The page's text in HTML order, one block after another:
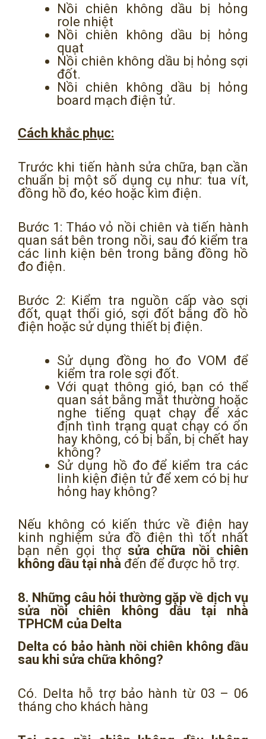
Nồi chiên không dầu bị hỏng
role nhiệt
Nồi chiên không dầu bị hỏng
quạt
Nồi chiên không dầu bị hỏng sợi
đốt.
Nồi chiên không dầu bị hỏng
board mạch điện tử.
Cách khắc phục:
Trước khi tiến hành sửa chữa, bạn cần
chuẩn bị một số dụng cụ như: tua vít,
đồng hồ đo, kéo hoặc kìm điện.
Bước 1: Tháo vỏ nồi chiên và tiến hành
quan sát bên trong nồi, sau đó kiểm tra
các linh kiện bên trong bằng đồng hồ
đo điện.
Bước 2: Kiểm tra nguồn cấp vào sợi
đốt, quạt thổi gió, sợi đốt bằng đồ hồ
điện hoặc sử dụng thiết bị điện.
Sử dụng đồng ho đo VOM để
kiểm tra role sợi đốt.
Với quạt thông gió, bạn có thể
quan sát bằng mắt thường hoặc
nghe tiếng quạt chạy để xác
định tình trạng quạt chạy có ổn
hay không, có bị bẩn, bị chết hay
không?
Sử dụng hồ đo để kiểm tra các
linh kiện điện tử để xem có bị hư
hỏng hay không?
Nếu không có kiến thức về điện hay
kinh nghiệm sửa đồ điện thì tốt nhất
bạn nên gọi thợ sửa chữa nồi chiên
không dầu tại nhà đến để được hỗ trợ.
8. Những câu hỏi thường gặp về dịch vụ
sửa nồi chiên không dầu tại nhà
TPHCM của Delta
Delta có bảo hành nồi chiên không dầu
sau khi sửa chữa không?
Có. Delta hỗ trợ bảo hành từ 03 – 06
tháng cho khách hàng